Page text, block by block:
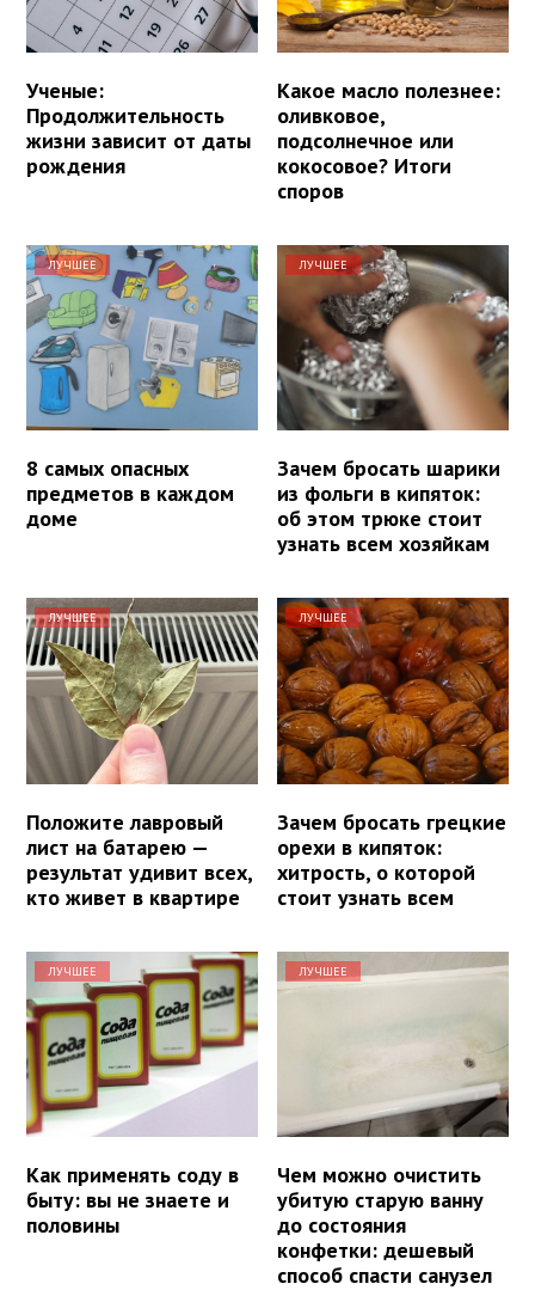
Ученые:
Продолжительность
жизни зависит от даты
рождения
Какое масло полезнее:
оливковое,
подсолнечное или
кокосовое? Итоги
споров
ЛУЧШЕЕ
8 самых опасных
предметов в каждом
доме
ЛУЧШЕЕ
Зачем бросать шарики
из фольги в кипяток:
об этом трюке стоит
узнать всем хозяйкам
ЛУЧШЕЕ
Положите лавровый
лист на батарею —
результат удивит всех,
кто живет в квартире
ЛУЧШЕЕ
Зачем бросать грецкие
орехи в кипяток:
хитрость, о которой
стоит узнать всем
ЛУЧШЕЕ
Как применять соду в
быту: вы не знаете и
половины
ЛУЧШЕЕ
Чем можно очистить
убитую старую ванну
до состояния
конфетки: дешевый
способ спасти санузел